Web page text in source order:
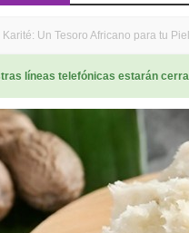
Karité: Un Tesoro Africano para tu
líneas telefónicas estarán